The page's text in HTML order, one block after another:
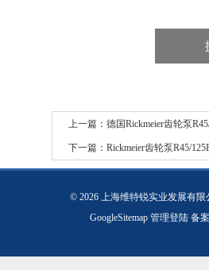
上一篇： 德国Rickmeier齿轮泵
下一篇： Rickmeier齿轮泵R45/
© 2026 上海维特锐实业发展有
GoogleSitemap 管理登陆 备